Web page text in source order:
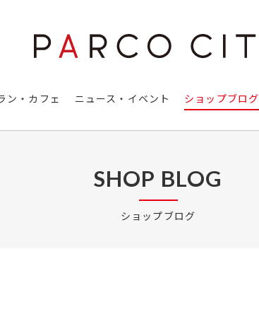
ン・カフェ ニュース・イベント ショップブログ
SHOP BLOG
ショップブログ